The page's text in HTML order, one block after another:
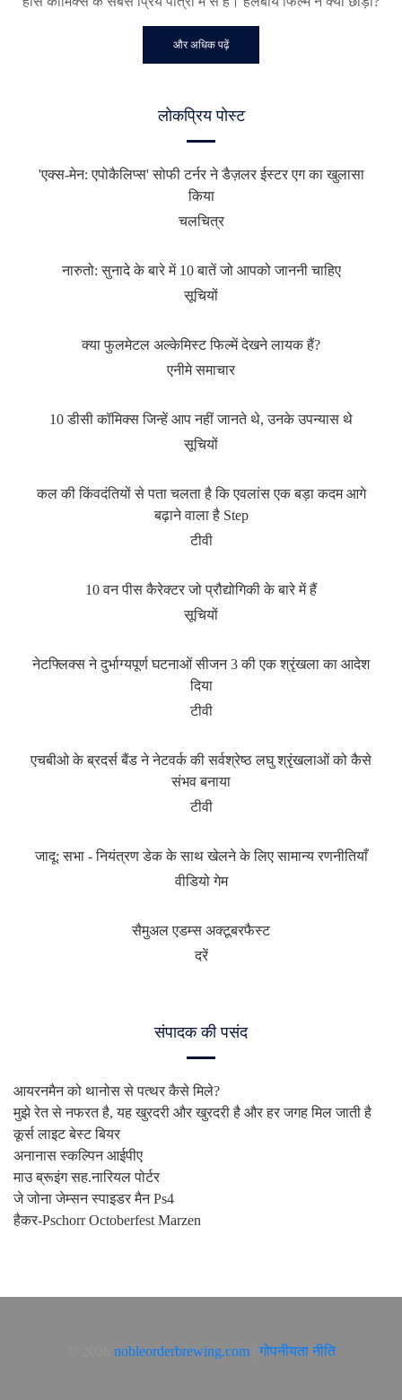
और अधिक पढ़ें
लोकप्रिय पोस्ट
'एक्स-मेन: एपोकैलिप्स' सोफी टर्नर ने डैज़लर ईस्टर एग का खुलासा
किया
चलचित्र
नारुतो: सुनादे के बारे में 10 बातें जो आपको जाननी चाहिए
सूचियों
क्या फुलमेटल अल्केमिस्ट फिल्में देखने लायक हैं?
एनीमे समाचार
10 डीसी कॉमिक्स जिन्हें आप नहीं जानते थे, उनके उपन्यास थे
सूचियों
कल की किंवदंतियों से पता चलता है कि एवलांस एक बड़ा कदम आगे
बढ़ाने वाला है Step
टीवी
10 वन पीस कैरेक्टर जो प्रौद्योगिकी के बारे में हैं
सूचियों
नेटफ्लिक्स ने दुर्भाग्यपूर्ण घटनाओं सीजन 3 की एक श्रृंखला का आदेश
दिया
टीवी
एचबीओ के ब्रदर्स बैंड ने नेटवर्क की सर्वश्रेष्ठ लघु श्रृंखलाओं को कैसे
संभव बनाया
टीवी
जादू: सभा - नियंत्रण डेक के साथ खेलने के लिए सामान्य रणनीतियाँ
वीडियो गेम
सैमुअल एडम्स अक्टूबरफैस्ट
दरें
संपादक की पसंद
आयरनमैन को थानोस से पत्थर कैसे मिले?
मुझे रेत से नफरत है, यह खुरदरी और खुरदरी है और हर जगह मिल जाती है
कूर्स लाइट बेस्ट बियर
अनानास स्कल्पिन आईपीए
माउ ब्रूइंग सह.नारियल पोर्टर
जे जोना जेम्सन स्पाइडर मैन Ps4
हैकर-Pschorr Octoberfest Marzen
nobleorderbrewing.com| गोपनीयता नीति